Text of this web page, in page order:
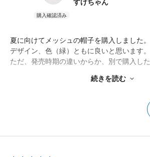
すけちゃん
夏に向けてメッシュの帽子を購入しました。
デザイン、色（緑）ともに良いと思います。
ただ、発売時期の違いからか、別で購入した
続きを読む